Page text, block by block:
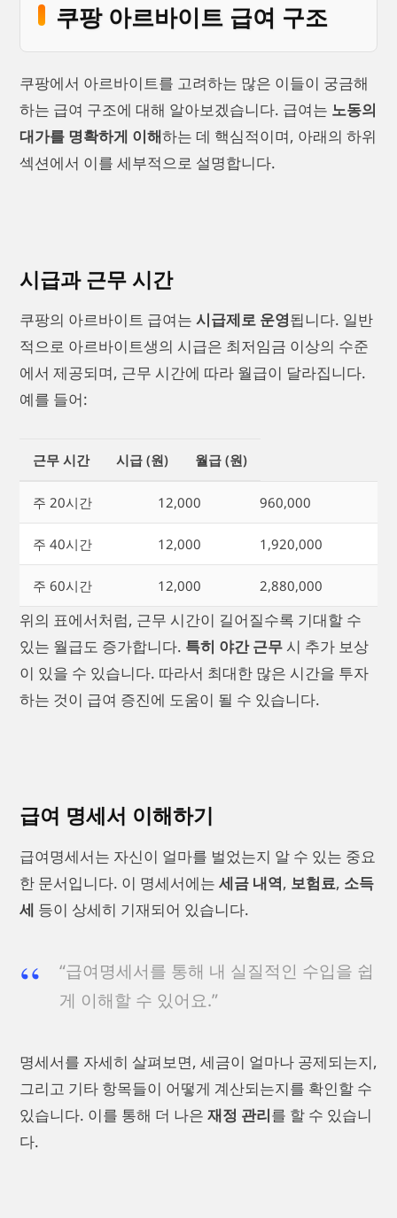
쿠팡 아르바이트 급여 구조
쿠팡에서 아르바이트를 고려하는 많은 이들이 궁금해
하는 급여 구조에 대해 알아보겠습니다. 급여는 노동의
대가를 명확하게 이해하는 데 핵심적이며, 아래의 하위
섹션에서 이를 세부적으로 설명합니다.
시급과 근무 시간
쿠팡의 아르바이트 급여는 시급제로 운영됩니다. 일반
적으로 아르바이트생의 시급은 최저임금 이상의 수준
에서 제공되며, 근무 시간에 따라 월급이 달라집니다.
예를 들어:
근무 시간 시급 (원) 월급 (원)
주 20시간 12,000 960,000
주 40시간 12,000 1,920,000
주 60시간 12,000 2,880,000
위의 표에서처럼, 근무 시간이 길어질수록 기대할 수
있는 월급도 증가합니다. 특히 야간 근무시 추가 보상
이 있을 수 있습니다. 따라서 최대한 많은 시간을 투자
하는 것이 급여 증진에 도움이 될 수 있습니다.
급여 명세서 이해하기
급여명세서는 자신이 얼마를 벌었는지 알 수 있는 중요
한 문서입니다. 이 명세서에는 세금 내역, 보험료, 소득
세 등이 상세히 기재되어 있습니다.
“급여명세서를 통해 내 실질적인 수입을 쉽
게 이해할 수 있어요.”
명세서를 자세히 살펴보면, 세금이 얼마나 공제되는지,
그리고 기타 항목들이 어떻게 계산되는지를 확인할 수
있습니다. 이를 통해 더 나은 재정 관리를 할 수 있습니
다.